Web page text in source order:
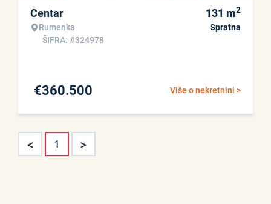
Centar
Rumenka
ŠIFRA: #324978
131 m2
Spratna
Više o nekretnini >
€360.500
< 1 >